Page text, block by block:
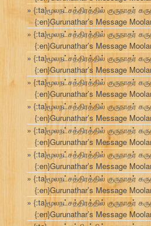
{:ta}மூலநட்சத்திரத்தில் குருநாதர்
{:en}Gurunathar’s Message
{:ta}மூலநட்சத்திரத்தில் குருநாதர்
{:en}Gurunathar’s Message
{:ta}மூலநட்சத்திரத்தில் குருநாதர்
{:en}Gurunathar’s Message
{:ta}மூலநட்சத்திரத்தில் குருநாதர்
{:en}Gurunathar’s Message
{:ta}மூலநட்சத்திரத்தில் குருநாதர்
{:en}Gurunathar’s Message
{:ta}மூலநட்சத்திரத்தில் குருநாதர்
{:en}Gurunathar’s Message
{:ta}மூலநட்சத்திரத்தில் குருநாதர்
{:en}Gurunathar’s Message
{:ta}மூலநட்சத்திரத்தில் குருநாதர்
{:en}Gurunathar’s Message
{:ta}மூலநட்சத்திரத்தில் குருநாதர்
{:en}Gurunathar’s Message